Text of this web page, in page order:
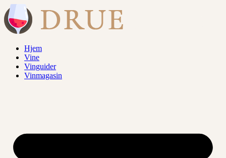
Videre
til
indhold
Hjem
Vine
Vinguider
Vinmagasin